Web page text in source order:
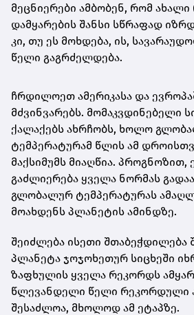
მეცნიერები ამბობენ, რომ
დამყარების შანსი სწრაფად
კი, თუ ეს მოხდება, ის,
წელი გაგრძელდება.
ჩრდილოეთ ამერიკასა და
მძვინვარებს. მომაკვდინებელი
ქალაქებს ახრჩობს, ხოლო
ტემპერატურამ წლის ამ
მაქსიმუმს მიაღწია.
გაძლიერება ყველა ნორმას
გლობალურ ტემპერატურას
მოახდენს პლანეტის ამინდზე.
შეიძლება ისეთი შთაბეჭდილება
პლანეტა ჯოჯოხეთურ სიცხეში
ზაფხულის ყველა რეკორდს
წლევანდელი წელი რეკორდული
შესაძლოა, მხოლოდ ამ ეტაპზე.